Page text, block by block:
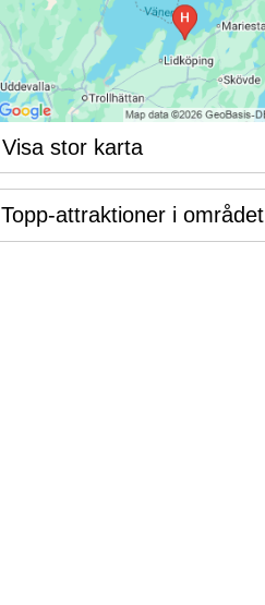
Visa stor karta
Topp-attraktioner i området